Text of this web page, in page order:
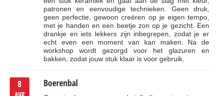
patronen en eenvoudige technieken. Geen druk,
geen perfectie, gewoon creëren op je eigen tempo,
met je handen en een beetje zon op je gezicht. Een
drankje en iets lekkers zijn inbegrepen, zodat je er
echt even een moment van kan maken. Na de
workshop wordt gezorgd voor het glazuren en
bakken, zodat jouw stuk klaar is voor gebruik.
Boerenbal
8
aug